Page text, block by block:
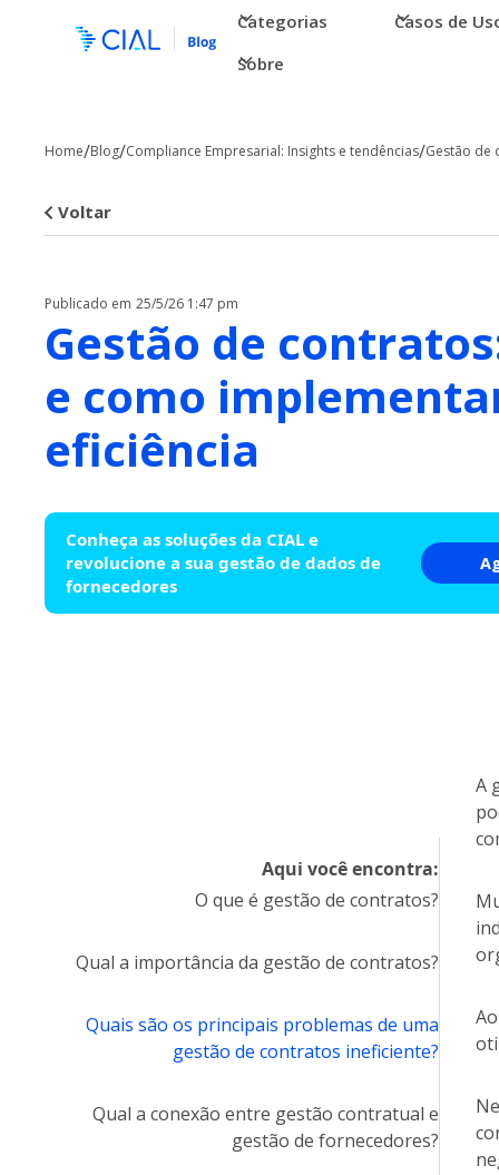
Categorias Casos de
Sobre
Home/Blog/Compliance Empresarial: Insights e tendências/Gestão de
Voltar
Publicado em 25/5/26 1:47 pm
Gestão de
e como
eficiência
Conheça as soluções da CIAL e
revolucione a sua gestão de dados de
fornecedores
Aqui você encontra:
O que é gestão de contratos?
Qual a importância da gestão de contratos?
Quais são os principais problemas de uma
gestão de contratos ineficiente?
Qual a conexão entre gestão contratual e
gestão de fornecedores?
A